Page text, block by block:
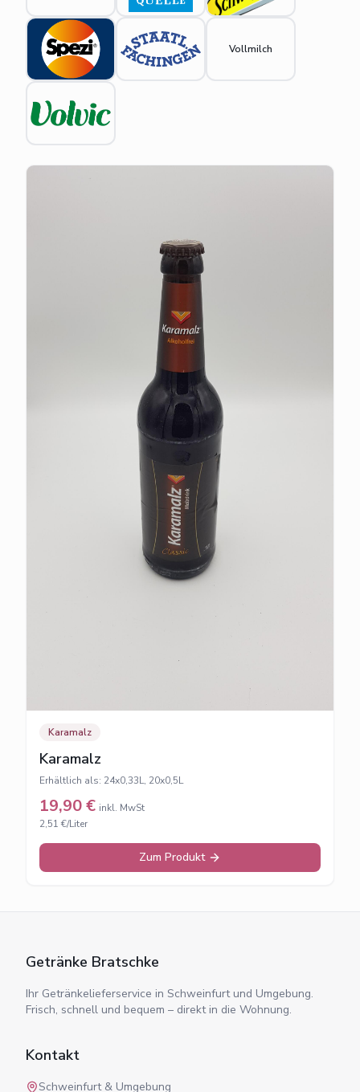
Vollmilch
Karamalz
Karamalz
Erhältlich als: 24x0,33L, 20x0,5L
19,90€ inkl. MwSt
2,51 €/Liter
Zum Produkt
Getränke Bratschke
Ihr Getränkelieferservice in Schweinfurt und Umgebung.
Frisch, schnell und bequem – direkt in die Wohnung.
Kontakt
Schweinfurt & Umgebung